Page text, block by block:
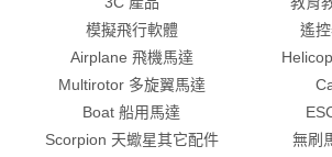
料，提供予合作廠商。(合作廠商包括但不限提供
例：當會員使用本服務進行線上消費，本公司需
廠商，方能完成貨品或相關贈品之配送，故當會
表示會員同意並授權本公司得將會員提供之個人
配送地址、電話…等)提供予宅配及貨運合作廠
關贈品之配送。
(二)注意事項：
模擬飛行軟體
遙
Airplane 飛機馬達
Multirotor 多旋翼馬達
Boat 船用馬達
Scorpion 天蠍星其它配件
無刷